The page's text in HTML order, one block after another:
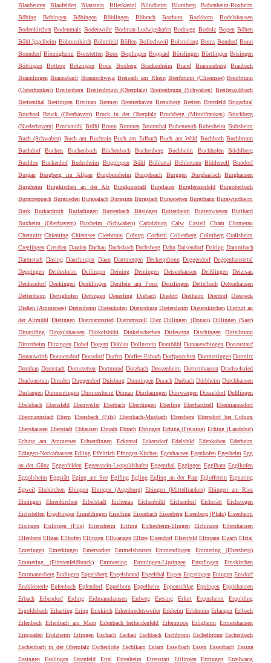
Blaubeuren
Blaufelden Blaustein Blieskastel Blindheim Blumberg
Bobenheim-Roxheim
Böbing
Bobingen Böbingen Böblingen Böbrach Bochum Bockhorn
Bodelshausen
Bodenkirchen Bodenmais Bodenwöhr Bodman-Ludwigshafen Bodnegg Bodolz Bogen Böhen
Böhl-Iggelheim Böhmenkirch Böhmfeld Böllen Bollschweil Bolsterlang Boms Bondorf Bonn
Bonndorf Bönnigheim Bonstetten Boos Bopfingen Boppard Börslingen Börtlingen Bösingen
Böttingen
Bottrop Bötzingen Bous Boxberg Brackenheim Brand Brannenburg
Braubach
Bräunlingen Braunsbach Braunschweig Breisach am Rhein Breitbrunn (Chiemsee) Breitbrunn
(Unterfranken) Breitenberg Breitenbrunn (Oberpfalz) Breitenbrunn (Schwaben) Breitengüßbach
Breitenthal Breitingen Breitnau Bremen Bremerhaven Brennberg Bretten Bretzfeld Brigachtal
Bruchsal
Bruck (Oberbayern) Bruck in der Oberpfalz Bruckberg (Mittelfranken) Bruckberg
(Niederbayern) Bruckmühl Brühl Brunn Brunnen Brunnthal Bubenreuth Bubesheim Bubsheim
Buch (Schwaben) Buch am Buchrain Buch am Erlbach Buch am Wald Buchbach Buchbrunn
Buchdorf
Buchen Buchenbach Büchenbach Buchenberg Buchheim Buchhofen
Büchlberg
Buchloe Buckenhof Budenheim Buggingen Bühl Bühlertal Bühlertann Bühlerzell
Bundorf
Burgau
Burgberg im Allgäu Burgbernheim Burgebrach Burggen Burghaslach
Burghausen
Burgheim
Burgkirchen an der Alz Burgkunstadt Burglauer Burglengenfeld
Burgoberbach
Burgpreppach Burgrieden Burgsalach Burgsinn Bürgstadt Burgstetten Burgthann Burgwindheim
Burk
Burkardroth Burladingen Burtenbach Büsingen Buttenheim Buttenwiesen
Bütthard
Buxheim (Oberbayern)
Buxheim (Schwaben) Cadolzburg Calw Castell Cham
Chamerau
Chemnitz Chieming Chiemsee Cleebronn Coburg Cochem Collenberg Colmberg Crailsheim
Creglingen Creußen Daaden Dachau Dachsbach Dachsberg Dahn Daisendorf Daiting Dammbach
Darmstadt Dasing Dauchingen Daun Dautmergen Deckenpfronn Deggendorf Deggenhausertal
Deggingen
Deidesheim Deilingen Deining Deiningen Deisenhausen Deißlingen
Deizisau
Denkendorf Denkingen Denklingen Dentlein am Forst Denzlingen Dettelbach Dettenhausen
Dettenheim
Dettighofen Dettingen Deuerling Diebach Diedorf Dielheim Dierdorf Diespeck
Dießen (Ammersee) Dietenheim Dietenhofen Dietersburg Dietersheim Dieterskirchen Dietfurt an
der Altmühl Dietingen Dietmannsried Dietramszell Diez Dillingen (Donau) Dillingen (Saar)
Dingolfing
Dingolshausen Dinkelsbühl Dinkelscherben Dirlewang Dischingen
Dittelbrunn
Dittenheim Ditzingen Dobel Dogern Döhlau Dollnstein Dombühl Donaueschingen Donaustauf
Donauwörth Donnersdorf Donzdorf Dorfen Dörfles-Esbach Dorfprozelten Dormettingen Dormitz
Dornhan Dornstadt Dornstetten Dortmund Dörzbach Dossenheim Dotternhausen Drachselsried
Drackenstein Dresden Duggendorf Duisburg Dunningen Durach Durbach Dürbheim Durchhausen
Durlangen Dürmentingen Durmersheim Dürnau Dürrlauingen Dürrwangen Düsseldorf Dußlingen
Ebelsbach Ebensfeld Ebenweiler Eberbach Eberdingen Eberfing Eberhardzell Ebermannsdorf
Ebermannstadt Ebern Ebersbach (Fils) Ebersbach-Musbach Ebersberg Ebersdorf bei Coburg
Ebershausen Eberstadt Ebhausen Ebnath Ebrach Ebringen Eching (Freising) Eching (Landshut)
Eching am Ammersee
Echterdingen Eckental Eckersdorf Edelsfeld Edenkoben
Ederheim
Edingen-Neckarhausen Edling Effeltrich Efringen-Kirchen Egenhausen Egenhofen Egesheim Egg
an der Günz Eggenfelden Eggenstein-Leopoldshafen Eggenthal Eggingen Egglham Egglkofen
Eggolsheim Eggstätt Eging am See Eglfing Egling Egling an der Paar Egloffstein Egmating
Egweil Ehekirchen Ehingen Ehingen (Augsburg) Ehingen (Mittelfranken) Ehingen am Ries
Ehningen
Ehrenkirchen Eibelstadt Eichenau Eichenbühl Eichendorf Eichstätt
Eichstegen
Eichstetten Eigeltingen Eimeldingen Eiselfing Eisenbach Eisenberg Eisenberg (Pfalz) Eisenheim
Eisingen
Eislingen (Fils) Eitensheim Eitting Elchesheim-Illingen Elchingen
Elfershausen
Ellenberg Ellgau Ellhofen Ellingen Ellwangen Ellzee Elsendorf Elsenfeld Eltmann Elzach Elztal
Emeringen
Emerkingen Emersacker Emmelshausen Emmendingen
Emmering (Ebersberg)
Emmering (Fürstenfeldbruck)
Emmerting Emmingen-Liptingen Empfingen
Emskirchen
Emtmannsberg Endingen Engelsberg Engelsbrand Engelthal Engen Engstingen Eningen Ensdorf
Enzklösterle Epfenbach Epfendorf Eppelborn Eppelheim Eppenschlag Eppingen Eppishausen
Erbach
Erbendorf Erding Erdmannhausen Erdweg Eresing Erfurt Ergersheim
Ergolding
Ergoldsbach Erharting Ering Eriskirch Erkenbrechtsweiler Erkheim Erlabrunn Erlangen Erlbach
Erlenbach Erlenbach am Main Erlenbach beiheidenfeld Erlenmoos Erligheim
Ermershausen
Ernsgaden Erolzheim Ertingen Eschach Eschau Eschbach Eschbronn Eschelbronn Eschenbach
Eschenbach in der Oberpfalz Eschenlohe Eschlkam Eslarn Esselbach Essen Essenbach Essing
Essingen
Esslingen Estenfeld Ettal Ettenheim Ettenstatt Ettlingen Ettringen
Etzelwang